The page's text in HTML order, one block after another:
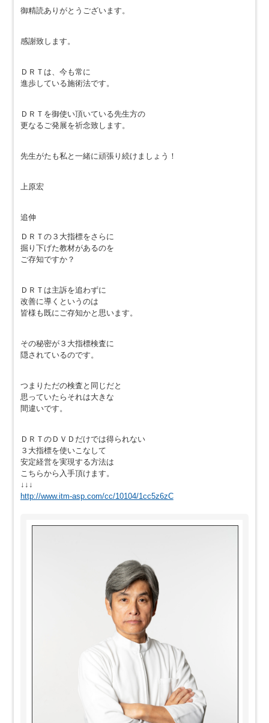
御精読ありがとうございます。
感謝致します。
ＤＲＴは、今も常に
進歩している施術法です。
ＤＲＴを御使い頂いている先生方の
更なるご発展を祈念致します。
先生がたも私と一緒に頑張り続けましょう！
上原宏
追伸
ＤＲＴの３大指標をさらに
掘り下げた教材があるのを
ご存知ですか？
ＤＲＴは主訴を追わずに
改善に導くというのは
皆様も既にご存知かと思います。
その秘密が３大指標検査に
隠されているのです。
つまりただの検査と同じだと
思っていたらそれは大きな
間違いです。
ＤＲＴのＤＶＤだけでは得られない
３大指標を使いこなして
安定経営を実現する方法は
こちらから入手頂けます。
↓↓↓
http://www.itm-asp.com/cc/10104/1cc5z6zC